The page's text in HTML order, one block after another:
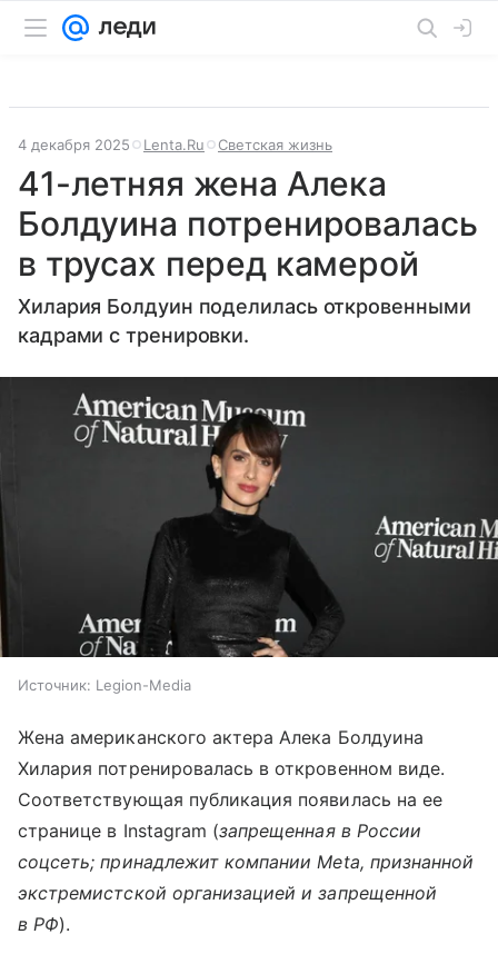
4 декабря 2025 Lenta.Ru Светская жизнь
41-летняя жена Алека
Болдуина потренировалась
в трусах перед камерой
Хилария Болдуин поделилась откровенными
кадрами с тренировки.
Источник: Legion-Media
Жена американского актера Алека Болдуина
Хилария потренировалась в откровенном виде.
Соответствующая публикация появилась на ее
странице в Instagram (запрещенная в России
соцсеть; принадлежит компании Meta, признанной
экстремистской организацией и запрещенной
в РФ).